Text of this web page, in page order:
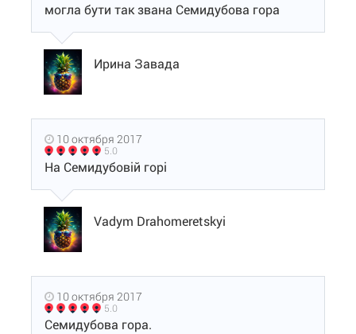
могла бути так звана Семидубова гора
Ирина Завада
10 октября 2017
5.0
На Семидубовій горі
Vadym Drahomeretskyi
10 октября 2017
5.0
Семидубова гора.